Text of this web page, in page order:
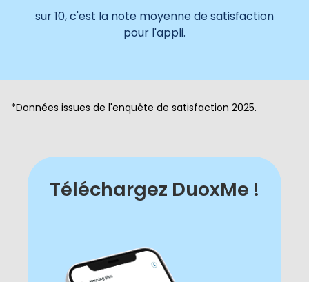
sur 10, c'est la note moyenne de satisfaction
pour l'appli.
*Données issues de l'enquête de satisfaction 2025.
Téléchargez DuoxMe !